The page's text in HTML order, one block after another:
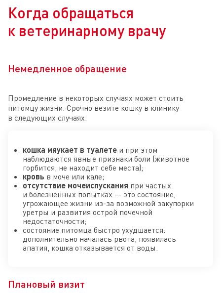
Когда обращаться
к ветеринарному врачу
Немедленное обращение
Промедление в некоторых случаях может стоить
питомцу жизни. Срочно везите кошку в клинику
в следующих случаях:
кошка мяукает в туалете и при этом
наблюдаются явные признаки боли (животное
горбится, не находит себе места);
кровь в моче или кале;
отсутствие мочеиспускания при частых
и болезненных попытках — это состояние,
угрожающее жизни из-за возможной закупорки
уретры и развития острой почечной
недостаточности;
состояние питомца быстро ухудшается:
дополнительно началась рвота, появилась
апатия, кошка отказывается от воды.
Плановый визит